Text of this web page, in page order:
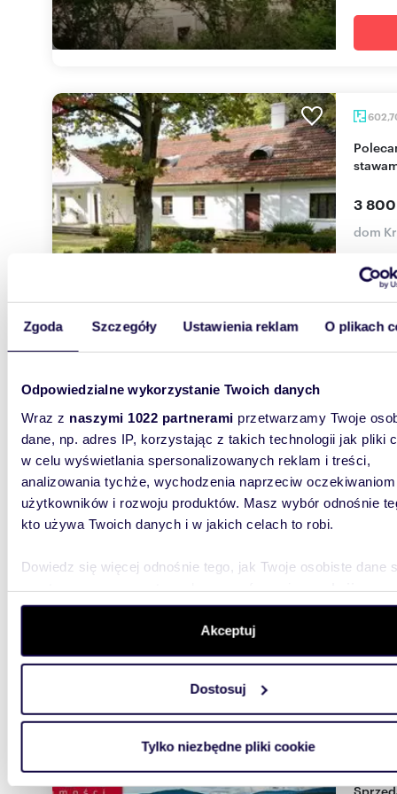
Zgoda Szczegóły Ustawienia reklam O plikach
Odpowiedzialne wykorzystanie Twoich danych
Wraz z naszymi 1022 partnerami przetwarzamy Twoje
dane, np. adres IP, korzystając z takich technologii jak pliki
w celu wyświetlania spersonalizowanych reklam i treści,
analizowania tychże, wychodzenia naprzeciw oczekiwaniom
użytkowników i rozwoju produktów. Masz wybór odnośnie
kto używa Twoich danych i w jakich celach to robi.
Dowiedz się więcej odnośnie tego, jak Twoje osobiste dane
szczegółów. W Deklaracji plików cookie możesz zmienić
wycofać swoją zgodę w dowolnej chwili.
aby oferować funkcje społecznościowe i analizować ruch w
witrynie. Informacje o tym, jak korzystasz z naszej witryny,
analitycznym. Partnerzy mogą połączyć te informacje z
Akceptuj
Dostosuj
Tylko niezbędne pliki cookie
Polecam zabytkowy dwór 602 m² z parkiem,
3
dom
w
32147
Zabytkowy pałac z hotelem i parkiem - inwestycja
z
Na
Sprzedam zabytkowy pałac z parkiem i ogrodami